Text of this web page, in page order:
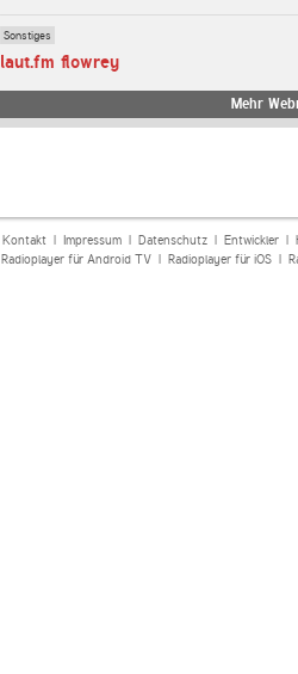
Sonstiges
laut.fm flowrey
Mehr
Kontakt| Impressum| Datenschutz| Entwickler|
Radioplayer für Android TV| Radioplayer für iOS|